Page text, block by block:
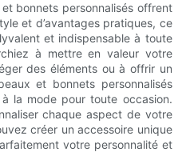
bonnets personnalisés offrent
et d’avantages pratiques, ce
et indispensable à toute
à mettre en valeur votre
des éléments ou à offrir un
et bonnets personnalisés
la mode pour toute occasion.
chaque aspect de votre
créer un accessoire unique
votre personnalité et